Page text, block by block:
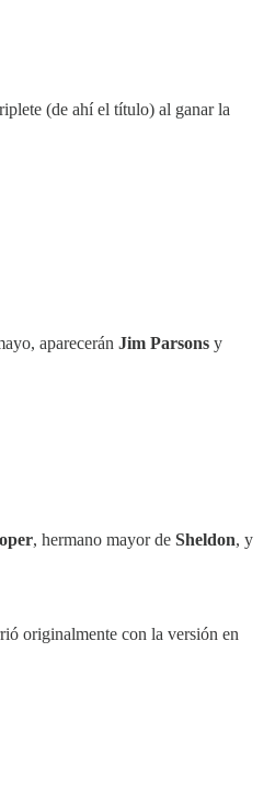
(de ahí el título) al ganar la
aparecerán Jim Parsons y
, hermano mayor de Sheldon, y
originalmente con la versión en